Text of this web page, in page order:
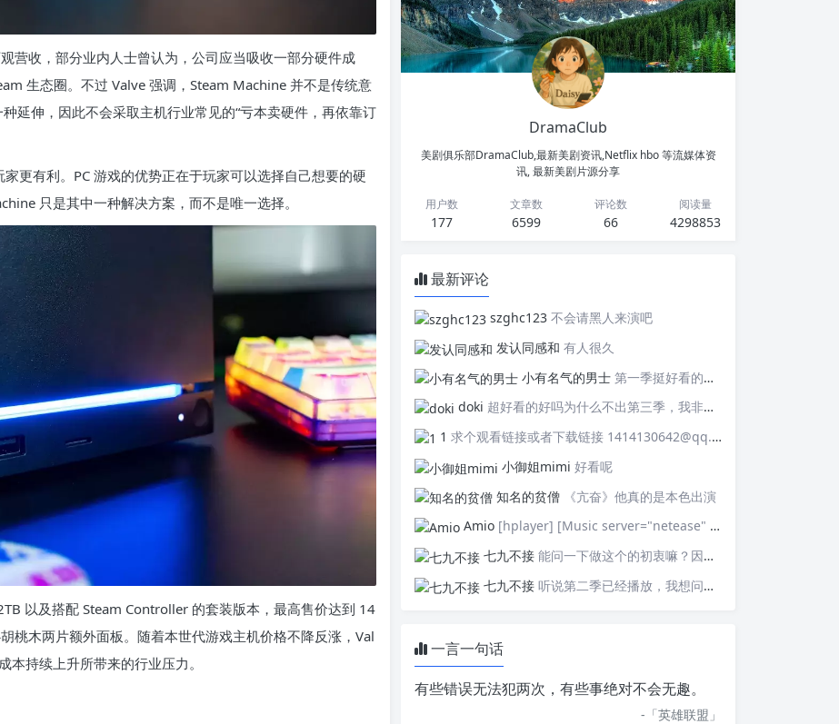
营收，部分业内人士曾认为，公司应当吸收一部分硬件成
生态圈。不过 Valve 强调，Steam Machine 并不是传统意
延伸，因此不会采取主机行业常见的“亏本卖硬件，再依靠订
更有利。PC 游戏的优势正在于玩家可以选择自己想要的硬
只是其中一种解决方案，而不是唯一选择。
以及搭配 Steam Controller 的套装版本，最高售价达到 14
桃木两片额外面板。随着本世代游戏主机价格不降反涨，Val
持续上升所带来的行业压力。
DramaClub
美剧俱乐部DramaClub,最新美剧资讯,Netflix hbo 等流媒体资
讯, 最新美剧片源分享
用户数
177
文章数
6599
评论数
66
阅读量
4298853
最新评论
szghc123 不会请黑人来演吧
发认同感和 有人很久
小有名气的男士 第一季挺好看的，天天等着更新，应该接着拍第二季，这个剧情拍个四季应该是没有问题的，期待
doki 超好看的好吗为什么不出第三季，我非常喜欢这部剧
1 求个观看链接或者下载链接 1414130642@qq.com
小御姐mimi 好看呢
知名的贫僧
《亢奋》他真的是本色出演
Amio [hplayer] [Music server="netease" id="" type=""/] [/hplayer] 试试
七九不接 能问一下做这个的初衷嘛？因为真的有被触动到
七九不接 听说第二季已经播放，我想问一下国内什么时候会播出
一言一句话
有些错误无法犯两次，有些事绝对不会无趣。
-「英雄联盟 」